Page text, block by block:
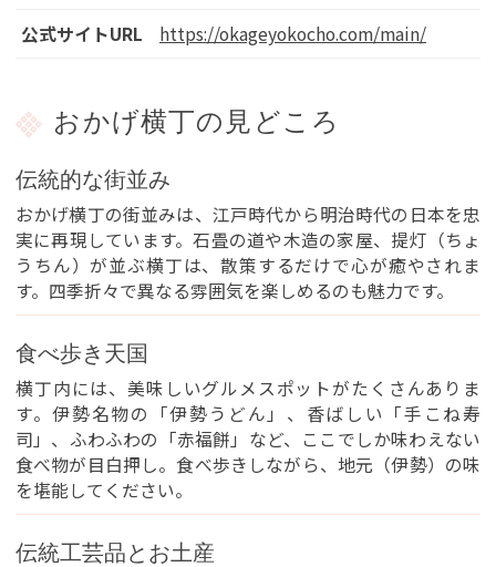
公式サイトURL
https://okageyokocho.com/main/
おかげ横丁の見どころ
伝統的な街並み
おかげ横丁の街並みは、江戸時代から明治時代の日本を忠
実に再現しています。石畳の道や木造の家屋、提灯（ちょ
うちん）が並ぶ横丁は、散策するだけで心が癒やされま
す。四季折々で異なる雰囲気を楽しめるのも魅力です。
食べ歩き天国
横丁内には、美味しいグルメスポットがたくさんありま
す。伊勢名物の「伊勢うどん」、香ばしい「手こね寿
司」、ふわふわの「赤福餅」など、ここでしか味わえない
食べ物が目白押し。食べ歩きしながら、地元（伊勢）の味
を堪能してください。
伝統工芸品とお土産